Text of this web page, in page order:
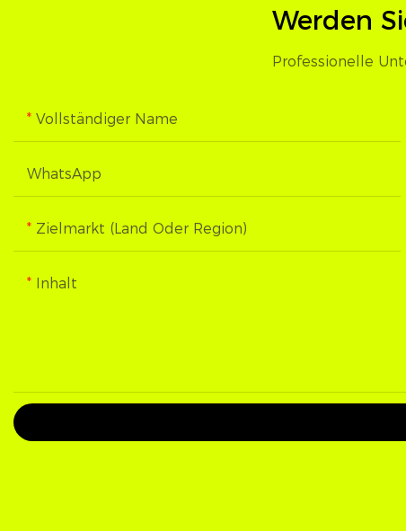
Werden
Professionelle
Vollständiger Name
WhatsApp
Zielmarkt (Land Oder Region)
Inhalt